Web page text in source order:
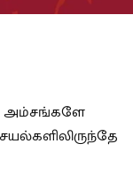
அம்சங்களே